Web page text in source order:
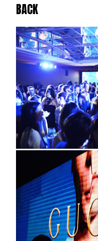
BACK